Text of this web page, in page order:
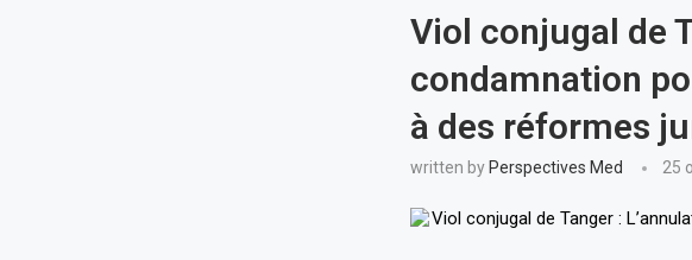
Viol conjugal de
condamnation
à des réformes
written by Perspectives Med 25